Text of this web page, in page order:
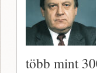
több mint